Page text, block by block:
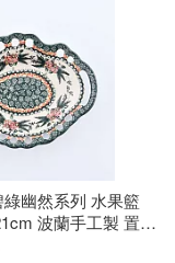
綠幽然系列 水果籃
波蘭手工製 置物